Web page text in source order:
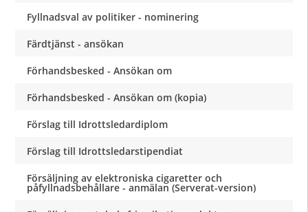
Fyllnadsval av politiker - nominering
Färdtjänst - ansökan
Förhandsbesked - Ansökan om
Förhandsbesked - Ansökan om (kopia)
Förslag till Idrottsledardiplom
Förslag till Idrottsledarstipendiat
Försäljning av elektroniska cigaretter och
påfyllnadsbehållare - anmälan (Serverat-version)